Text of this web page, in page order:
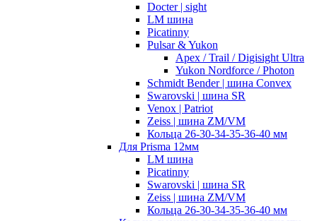
Docter | sight
LM шина
Picatinny
Pulsar & Yukon
Apex / Trail / Digisight Ultra
Yukon Nordforce / Photon
Schmidt Bender | шина Convex
Swarovski | шина SR
Venox | Patriot
Zeiss | шина ZM/VM
Кольца 26-30-34-35-36-40 мм
Для Prisma 12мм
LM шина
Picatinny
Swarovski | шина SR
Zeiss | шина ZM/VM
Кольца 26-30-34-35-36-40 мм